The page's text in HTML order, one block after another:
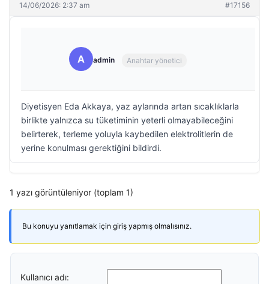
14/06/2026: 2:37 am #17156
A admin Anahtar yönetici
Diyetisyen Eda Akkaya, yaz aylarında artan sıcaklıklarla
birlikte yalnızca su tüketiminin yeterli olmayabileceğini
belirterek, terleme yoluyla kaybedilen elektrolitlerin de
yerine konulması gerektiğini bildirdi.
1 yazı görüntüleniyor (toplam 1)
Bu konuyu yanıtlamak için giriş yapmış olmalısınız.
Kullanıcı adı: